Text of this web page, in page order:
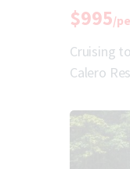
$995/
Cruising
Calero